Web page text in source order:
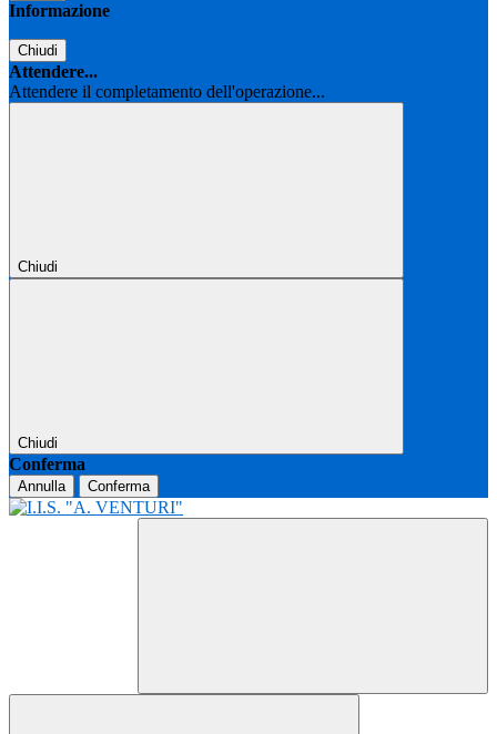
Informazione
Chiudi
Attendere...
Attendere il completamento dell'operazione...
Chiudi
Chiudi
Conferma
Annulla Conferma